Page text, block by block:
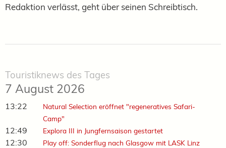
Redaktion verlässt, geht über seinen Schreibtisch.
Touristiknews des Tages
7 August 2026
13:22
Natural Selection eröffnet "regeneratives Safari-
Camp"
12:49 Explora III in Jungfernsaison gestartet
12:30 Play off: Sonderflug nach Glasgow mit LASK Linz